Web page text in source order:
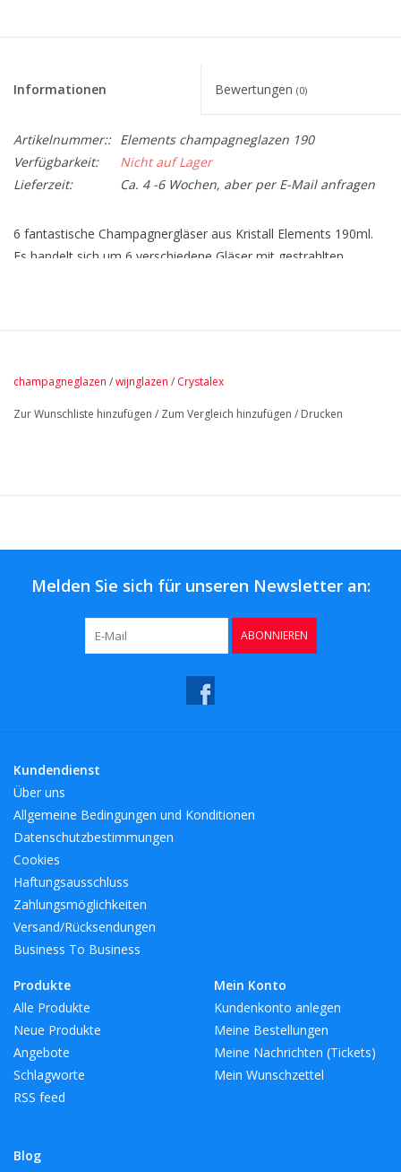
Informationen Bewertungen (0)
Artikelnummer:: Elements champagneglazen 190
Verfügbarkeit:
Nicht auf Lager
Lieferzeit:
Ca. 4 -6 Wochen, aber per E-Mail anfragen
6 fantastische Champagnergläser aus Kristall Elements 190ml.
Es handelt sich um 6 verschiedene Gläser mit gestrahlten
Wir empfehlen Handwäsche.
Elements Wassergläser und Weingläser sind ebenfalls erhältlich.
champagneglazen /wijnglazen / Crystalex
Zur Wunschliste hinzufügen / Zum Vergleich hinzufügen / Drucken
Melden Sie sich für unseren Newsletter an:
ABONNIEREN
Kundendienst
Über uns
Allgemeine Bedingungen und Konditionen
Datenschutzbestimmungen
Cookies
Haftungsausschluss
Zahlungsmöglichkeiten
Versand/Rücksendungen
Business To Business
Produkte
Alle Produkte
Neue Produkte
Angebote
Schlagworte
RSS feed
Blog
Mein Konto
Kundenkonto anlegen
Meine Bestellungen
Meine Nachrichten (Tickets)
Mein Wunschzettel